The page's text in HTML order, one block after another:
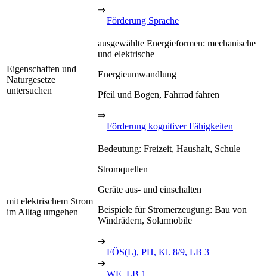
⇒
Förderung Sprache
Eigenschaften und
Naturgesetze
untersuchen
ausgewählte Energieformen: mechanische
und elektrische
Energieumwandlung
Pfeil und Bogen, Fahrrad fahren
⇒
Förderung kognitiver Fähigkeiten
mit elektrischem Strom
im Alltag umgehen
Bedeutung: Freizeit, Haushalt, Schule
Stromquellen
Geräte aus- und einschalten
Beispiele für Stromerzeugung: Bau von
Windrädern, Solarmobile
➔
FÖS(L), PH, Kl. 8/9, LB 3
➔
WE, LB 1